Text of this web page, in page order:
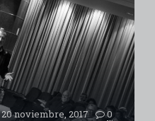
20 noviembre, 2017
0